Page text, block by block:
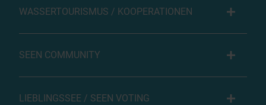
WASSERTOURISMUS / KOOPERATIONEN
SEEN COMMUNITY
LIEBLINGSSEE / SEEN VOTING